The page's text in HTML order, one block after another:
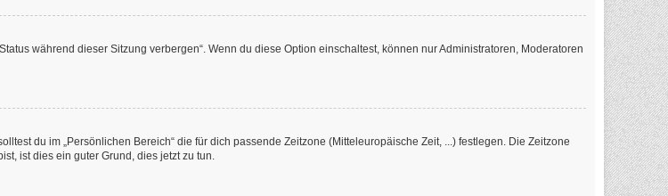
während dieser Sitzung verbergen“. Wenn du diese Option einschaltest, können nur Administratoren, Moderatoren
du im „Persönlichen Bereich“ die für dich passende Zeitzone (Mitteleuropäische Zeit, ...) festlegen. Die Zeitzone
ist dies ein guter Grund, dies jetzt zu tun.